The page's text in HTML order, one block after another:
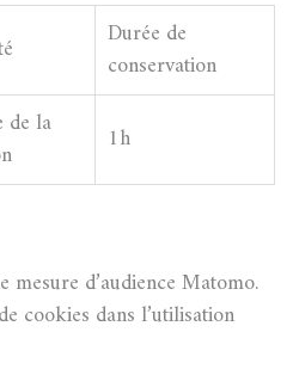
Durée de
conservation
de la
1h
d’audience Matomo.
cookies dans l’utilisation